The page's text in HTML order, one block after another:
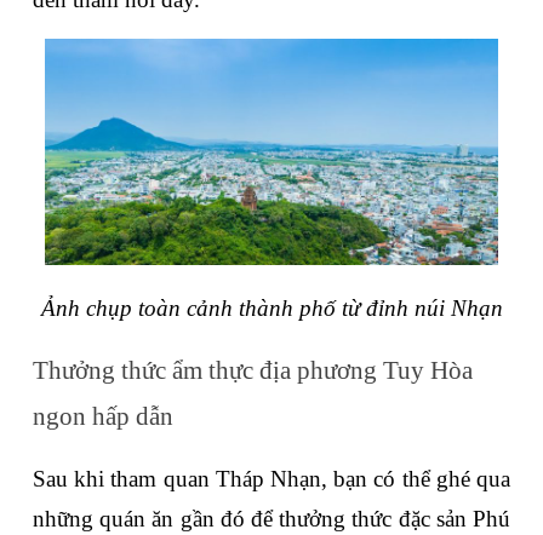
Ảnh chụp toàn cảnh thành phố từ đỉnh núi Nhạn
Thưởng thức ẩm thực địa phương Tuy Hòa
ngon hấp dẫn
Sau khi tham quan Tháp Nhạn, bạn có thể ghé qua
những quán ăn gần đó để thưởng thức đặc sản Phú